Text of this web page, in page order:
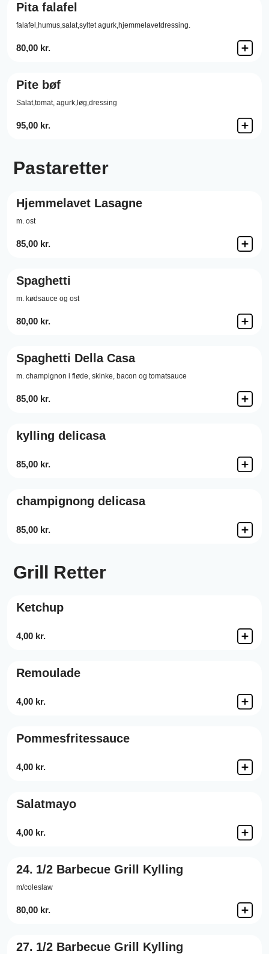
Pita falafel
falafel,humus,salat,syltet agurk,hjemmelavetdressing.
80,00 kr.
Pite bøf
Salat,tomat, agurk,løg,dressing
95,00 kr.
Pastaretter
Hjemmelavet Lasagne
m. ost
85,00 kr.
Spaghetti
m. kødsauce og ost
80,00 kr.
Spaghetti Della Casa
m. champignon i fløde, skinke, bacon og tomatsauce
85,00 kr.
kylling delicasa
85,00 kr.
champignong delicasa
85,00 kr.
Grill Retter
Ketchup
4,00 kr.
Remoulade
4,00 kr.
Pommesfritessauce
4,00 kr.
Salatmayo
4,00 kr.
24. 1/2 Barbecue Grill Kylling
m/coleslaw
80,00 kr.
27. 1/2 Barbecue Grill Kylling